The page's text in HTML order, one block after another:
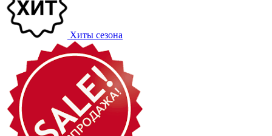
Хиты сезона